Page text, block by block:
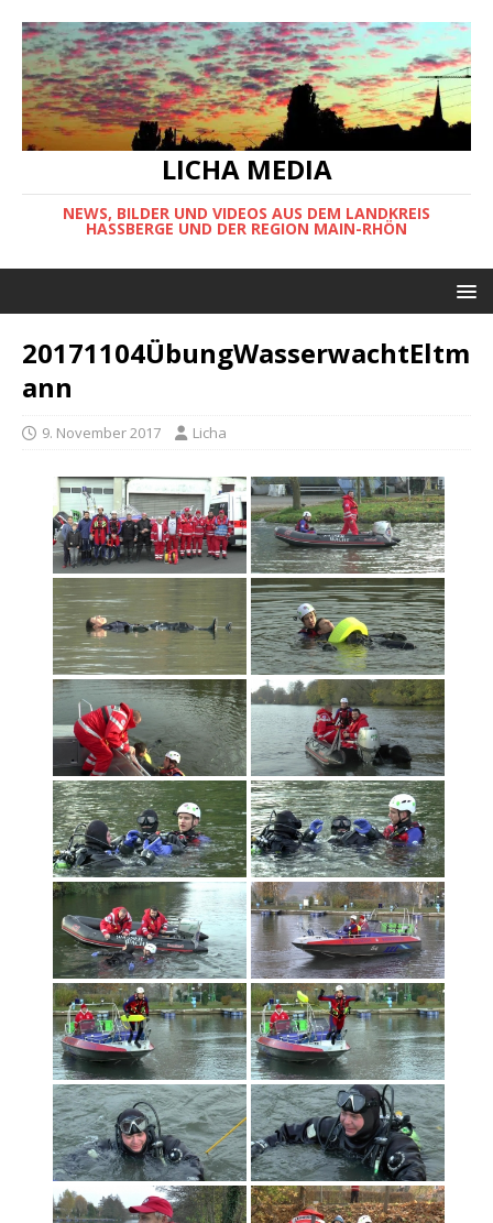
LICHA MEDIA
NEWS, BILDER UND VIDEOS AUS DEM LANDKREIS
HASSBERGE UND DER REGION MAIN-RHÖN
20171104ÜbungWasserwachtEltm
ann
9. November 2017 Licha